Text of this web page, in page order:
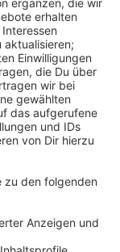
diese
in
offene
und
und
öffnen.
und
Und kleinere
unter freiem